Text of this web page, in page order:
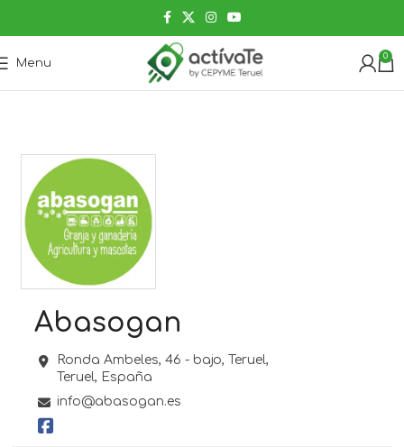
Menu
0
Abasogan
Ronda Ambeles, 46 - bajo, Teruel,
Teruel, España
info@abasogan.es